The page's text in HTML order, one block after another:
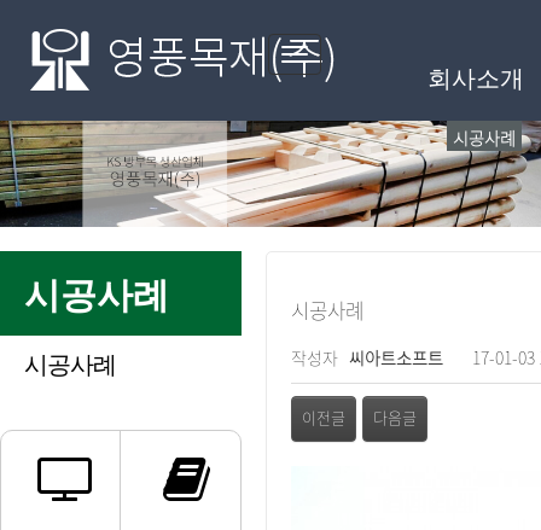
Toggle
navigation
회사소개
시공사례
시공사례
시공사례
시공사례
페이지 정보
작성자 씨아트소프트 17-01-03
관련링크
이전글 다음글